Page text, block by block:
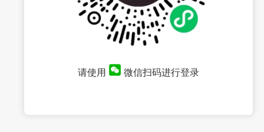
请使用 微信扫码进行登录